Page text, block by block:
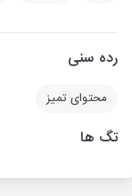
رده سنی
محتوای تمیز
تگ ها